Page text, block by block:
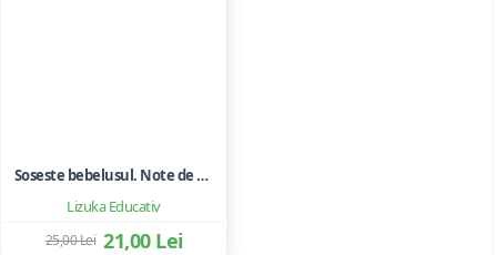
Lizuka Educativ
Soseste bebelusul. Note de calatorie pentru femei in camasa de noapte chiar si in timpul zilei
21,00 Lei
25,00 Lei